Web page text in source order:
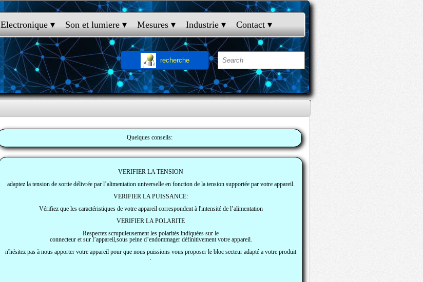
Electronique ▾ Son et lumiere ▾ Mesures ▾ Industrie ▾ Contact ▾
recherche
VERIFIER LA TENSION
adaptez la tension de sortie délivrée par l’alimentation universelle en fonction de la tension supportée par votre appareil.
VERIFIER LA PUISSANCE:
Vérifiez que les caractéristiques de votre appareil correspondent à l'intensité de l’alimentation
VERIFIER LA POLARITE
Respectez scrupuleusement les polarités indiquées sur le
connecteur et sur l’appareil,sous peine d’endommager définitivement votre appareil.
n'hésitez pas à nous apporter votre appareil pour que nous puissions vous proposer le bloc secteur adapté a votre produit
.
Quelques conseils: